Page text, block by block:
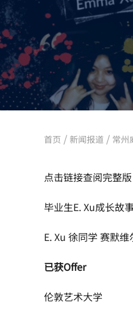
首页 / 新闻报道 / 常州
点击链接查阅完整版
毕业生E. Xu成长故
E. Xu 徐同学 赛默
已获Offer
伦敦艺术大学